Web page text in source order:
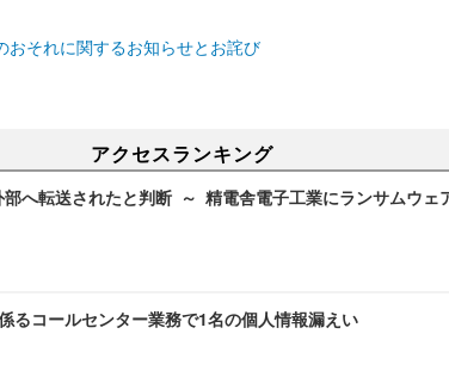
それに関するお知らせとお詫び
アクセスランキング
部へ転送されたと判断 ～ 精電舎電子工業にランサムウェ
るコールセンター業務で1名の個人情報漏えい